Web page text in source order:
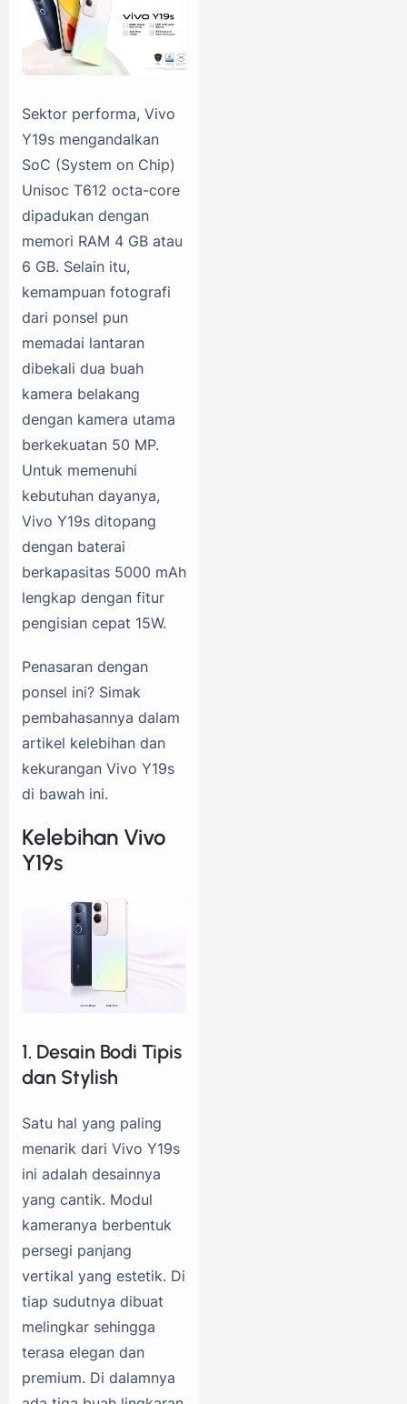
Sektor performa, Vivo
Y19s mengandalkan
SoC (System on Chip)
Unisoc T612 octa-core
dipadukan dengan
memori RAM 4 GB atau
6 GB. Selain itu,
kemampuan fotografi
dari ponsel pun
memadai lantaran
dibekali dua buah
kamera belakang
dengan kamera utama
berkekuatan 50 MP.
Untuk memenuhi
kebutuhan dayanya,
Vivo Y19s ditopang
dengan baterai
berkapasitas 5000 mAh
lengkap dengan fitur
pengisian cepat 15W.
Penasaran dengan
ponsel ini? Simak
pembahasannya dalam
artikel kelebihan dan
kekurangan Vivo Y19s
di bawah ini.
Kelebihan Vivo
Y19s
1. Desain Bodi Tipis
dan Stylish
Satu hal yang paling
menarik dari Vivo Y19s
ini adalah desainnya
yang cantik. Modul
kameranya berbentuk
persegi panjang
vertikal yang estetik. Di
tiap sudutnya dibuat
melingkar sehingga
terasa elegan dan
premium. Di dalamnya